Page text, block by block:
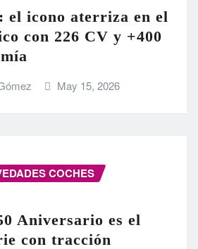
el icono aterriza en el
con 226 CV y +400
May 15, 2026
COCHES
Aniversario es el
con tracción